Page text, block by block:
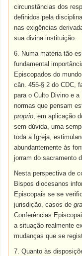
circunstâncias dos
definidos pela
nas exigências
sua divina instituição.
6. Numa matéria tão
fundamental
Episcopados do
cân. 455-§ 2 do CDC,
para o Culto Divino e
normas que pensam
proprio, em aplicação
sem dúvida, uma
toda a Igreja,
abundantemente às
jorram do sacramento
Nesta perspectiva de
Bispos diocesanos
Episcopais se se
jurisdição, casos de
Conferências
a situação realmente
mudanças que se
7. Quanto às